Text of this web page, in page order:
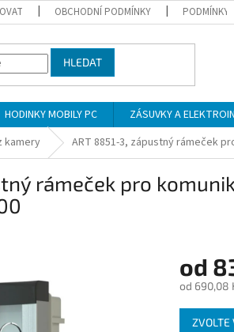
OBCHODNÍ PODMÍNKY PODMÍNKY
HLEDAT
HODINKY MOBILY PC
ZÁSUVKY A
kamery ART 8851-3, zápustný rámeček
rámeček pro
od
od 690,08
Měrná
cena: